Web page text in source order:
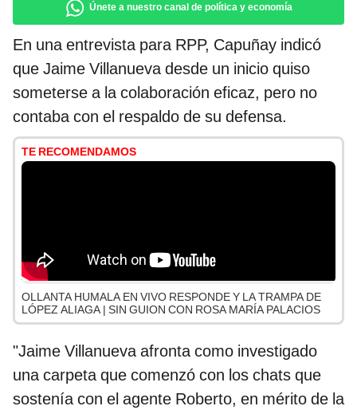
Únete a nuestro canal de política y economía
En una entrevista para RPP, Capuñay indicó
que Jaime Villanueva desde un inicio quiso
someterse a la colaboración eficaz, pero no
contaba con el respaldo de su defensa.
TE RECOMENDAMOS
OLLANTA HUMALA EN VIVO RESPONDE Y LA TRAMPA DE
LÓPEZ ALIAGA | SIN GUION CON ROSA MARÍA PALACIOS
"Jaime Villanueva afronta como investigado
una carpeta que comenzó con los chats que
sostenía con el agente Roberto, en mérito de la